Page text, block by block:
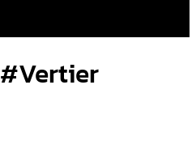
#Vertier